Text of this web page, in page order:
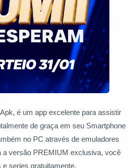
é um app excelente para assistir
de graça em seu Smartphone
no PC através de emuladores
a versão PREMIUM exclusiva, você
series gratuitamente.